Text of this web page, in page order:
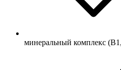
минеральный комплекс